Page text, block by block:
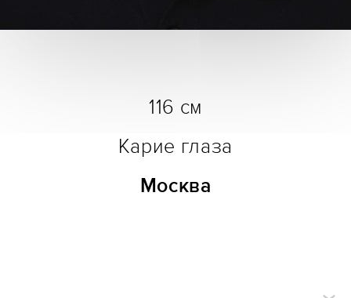
116 см
Карие глаза
Москва